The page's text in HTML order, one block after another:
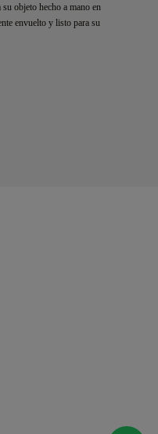
objeto hecho a mano en
envuelto y listo para su